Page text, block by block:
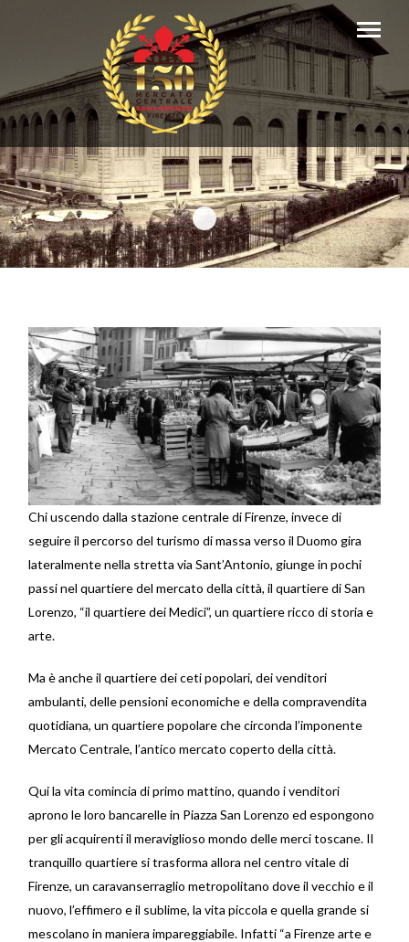
Header Storia Storico
Chi uscendo dalla stazione centrale di Firenze, invece di
seguire il percorso del turismo di massa verso il Duomo gira
lateralmente nella stretta via Sant’Antonio, giunge in pochi
passi nel quartiere del mercato della città, il quartiere di San
Lorenzo, “il quartiere dei Medici”, un quartiere ricco di storia e
arte.
Ma è anche il quartiere dei ceti popolari, dei venditori
ambulanti, delle pensioni economiche e della compravendita
quotidiana, un quartiere popolare che circonda l’imponente
Mercato Centrale, l’antico mercato coperto della città.
Qui la vita comincia di primo mattino, quando i venditori
aprono le loro bancarelle in Piazza San Lorenzo ed espongono
per gli acquirenti il meraviglioso mondo delle merci toscane. Il
tranquillo quartiere si trasforma allora nel centro vitale di
Firenze, un caravanserraglio metropolitano dove il vecchio e il
nuovo, l’effimero e il sublime, la vita piccola e quella grande si
mescolano in maniera impareggiabile. Infatti “a Firenze arte e